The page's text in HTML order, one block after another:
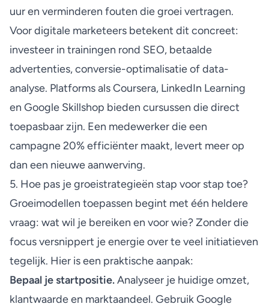
uur en verminderen fouten die groei vertragen.
Voor digitale marketeers betekent dit concreet:
investeer in trainingen rond SEO, betaalde
advertenties, conversie-optimalisatie of data-
analyse. Platforms als Coursera, LinkedIn Learning
en Google Skillshop bieden cursussen die direct
toepasbaar zijn. Een medewerker die een
campagne 20% efficiënter maakt, levert meer op
dan een nieuwe aanwerving.
5. Hoe pas je groeistrategieën stap voor stap toe?
Groeimodellen toepassen begint met één heldere
vraag: wat wil je bereiken en voor wie? Zonder die
focus versnippert je energie over te veel initiatieven
tegelijk. Hier is een praktische aanpak:
Bepaal je startpositie.Analyseer je huidige omzet,
klantwaarde en marktaandeel. Gebruik Google